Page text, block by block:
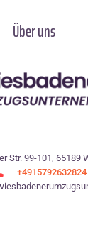
Über uns
Str. 99-101, 65189
+4915792632824